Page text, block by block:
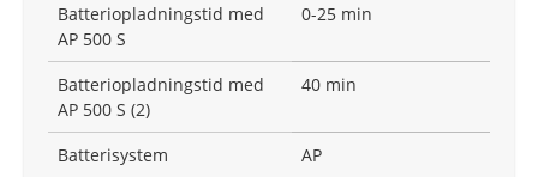
Batteriopladningstid med
AP 500 S
0-25 min
Batteriopladningstid med
AP 500 S (2)
40 min
Batterisystem
AP